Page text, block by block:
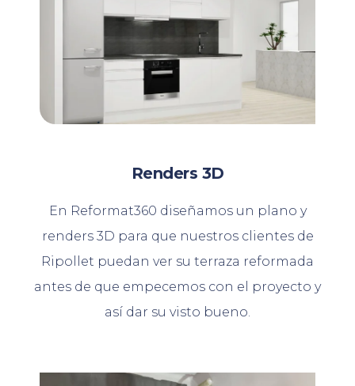
Renders 3D
En Reformat360 diseñamos un plano y
renders 3D para que nuestros clientes de
Ripollet puedan ver su terraza reformada
antes de que empecemos con el proyecto y
así dar su visto bueno.